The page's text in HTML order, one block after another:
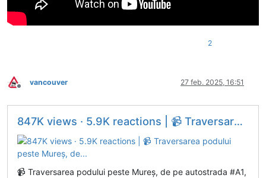
2
Deconectat
vancouver 27 feb. 2025, 16:51
847K views · 5.9K reactions | 📹 Traversarea podului peste Mureș, de...
📹 Traversarea podului peste Mureș, de pe autostrada #A1,